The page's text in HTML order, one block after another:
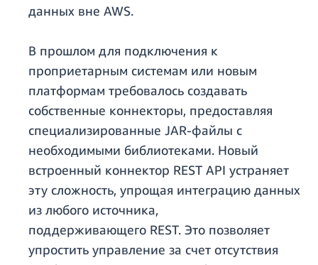
данных вне AWS.
В прошлом для подключения к
проприетарным системам или новым
платформам требовалось создавать
собственные коннекторы, предоставляя
специализированные JAR-файлы с
необходимыми библиотеками. Новый
встроенный коннектор REST API устраняет
эту сложность, упрощая интеграцию данных
из любого источника,
поддерживающего REST. Это позволяет
упростить управление за счет отсутствия